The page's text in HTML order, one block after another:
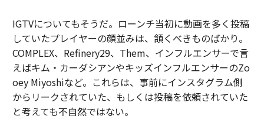
IGTVについてもそうだ。ローンチ当初に動画を多く投稿
していたプレイヤーの顔並みは、頷くべきものばかり。
COMPLEX、Refinery29、Them、インフルエンサーで言
えばキム・カーダシアンやキッズインフルエンサーのZo
oey Miyoshiなど。これらは、事前にインスタグラム側
からリークされていた、もしくは投稿を依頼されていた
と考えても不自然ではない。